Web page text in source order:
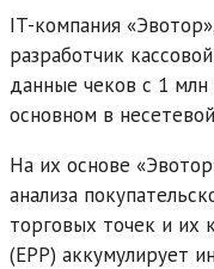
IT-компания
разработчик
данные чеков с 1 млн
основном в
На их основе
анализа
торговых точек и их
(EPP) аккумулирует